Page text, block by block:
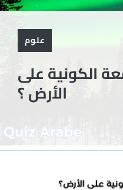
علوم
الكونية على
الأرض ؟